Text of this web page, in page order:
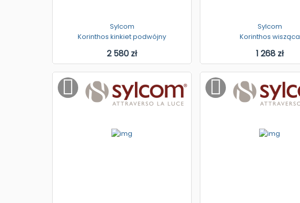
Sylcom
Korinthos kinkiet podwójny
2 580 zł
Sylcom
Korinthos wisząca
1 268 zł